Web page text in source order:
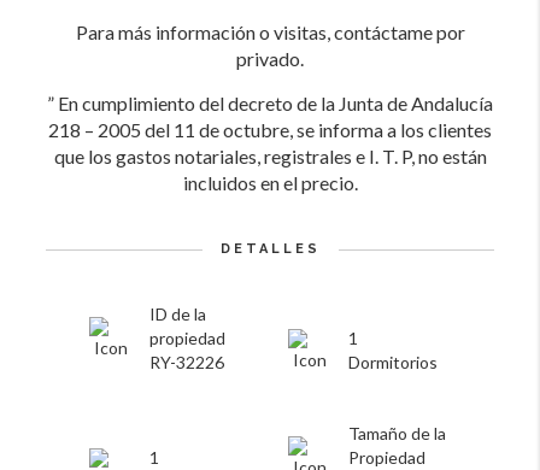
Para más información o visitas, contáctame por
privado.
” En cumplimiento del decreto de la Junta de Andalucía
218 – 2005 del 11 de octubre, se informa a los clientes
que los gastos notariales, registrales e I. T. P, no están
incluidos en el precio.
DETALLES
ID de la
propiedad
RY-32226
1
Dormitorios
1
Tamaño de la
Propiedad